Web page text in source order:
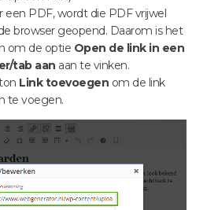
een PDF, wordt die PDF vrijwel
browser geopend. Daarom is het
om de optie Open de link in een
tab aan aan te vinken.
Link toevoegen om de link
te voegen.